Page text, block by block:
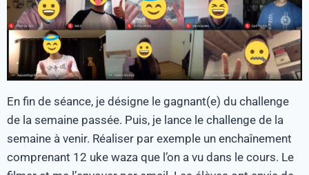
En fin de séance, je désigne le gagnant(e) du challenge
de la semaine passée. Puis, je lance le challenge de la
semaine à venir. Réaliser par exemple un enchaînement
comprenant 12 uke waza que l’on a vu dans le cours. Le